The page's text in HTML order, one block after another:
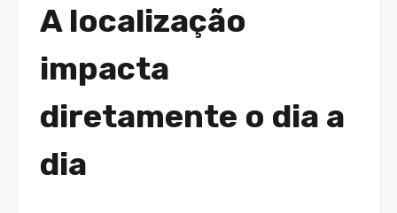
A localização
impacta
diretamente o dia a
dia